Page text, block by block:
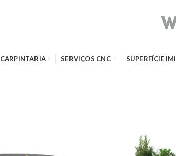
CARPINTARIA SERVIÇOS CNC SUPERFÍCIE IMI